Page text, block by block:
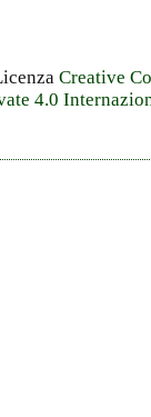
Creative
4.0